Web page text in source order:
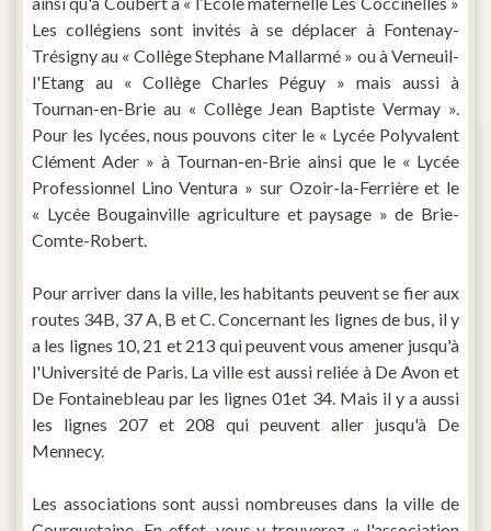
Les collégiens sont invités à se déplacer à Fontenay-
Trésigny au « Collège Stephane Mallarmé » ou à Verneuil-
l'Etang au « Collège Charles Péguy » mais aussi à
Tournan-en-Brie au « Collège Jean Baptiste Vermay ».
Pour les lycées, nous pouvons citer le « Lycée Polyvalent
Clément Ader » à Tournan-en-Brie ainsi que le « Lycée
Professionnel Lino Ventura » sur Ozoir-la-Ferrière et le
« Lycée Bougainville agriculture et paysage » de Brie-
Comte-Robert.
Pour arriver dans la ville, les habitants peuvent se fier aux
routes 34B, 37 A, B et C. Concernant les lignes de bus, il y
a les lignes 10, 21 et 213 qui peuvent vous amener jusqu'à
l'Université de Paris. La ville est aussi reliée à De Avon et
De Fontainebleau par les lignes 01et 34. Mais il y a aussi
les lignes 207 et 208 qui peuvent aller jusqu'à De
Mennecy.
Les associations sont aussi nombreuses dans la ville de